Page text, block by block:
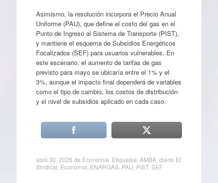
Asimismo, la resolución incorpora el Precio Anual
Uniforme (PAU), que define el costo del gas en el
Punto de Ingreso al Sistema de Transporte (PIST),
y mantiene el esquema de Subsidios Energéticos
Focalizados (SEF) para usuarios vulnerables. En
este escenario, el aumento de tarifas de gas
previsto para mayo se ubicaría entre el 1% y el
3%, aunque el impacto final dependerá de variables
como el tipo de cambio, los costos de distribución
y el nivel de subsidios aplicado en cada caso.
abril 30, 2026 de Economía . Etiquetas:AMBA, diario El
Sindical Economía ENARGAS, PAU PIST, SEF